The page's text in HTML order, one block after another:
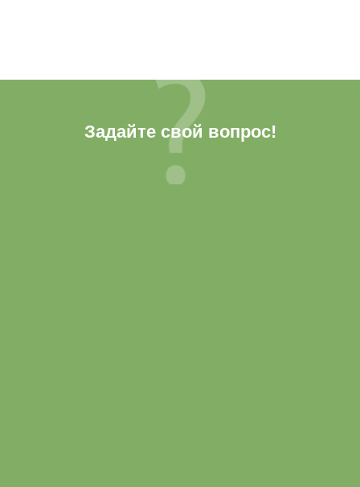
Задайте свой вопрос!